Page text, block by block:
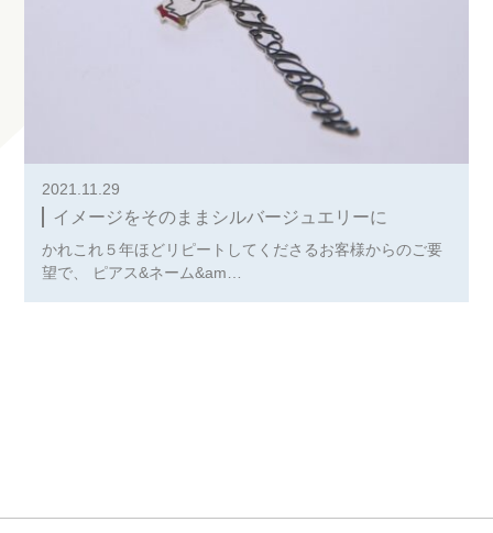
2021.11.29
イメージをそのままシルバージュエリーに
かれこれ５年ほどリピートしてくださるお客様からのご要
望で、 ピアス&ネーム&am…